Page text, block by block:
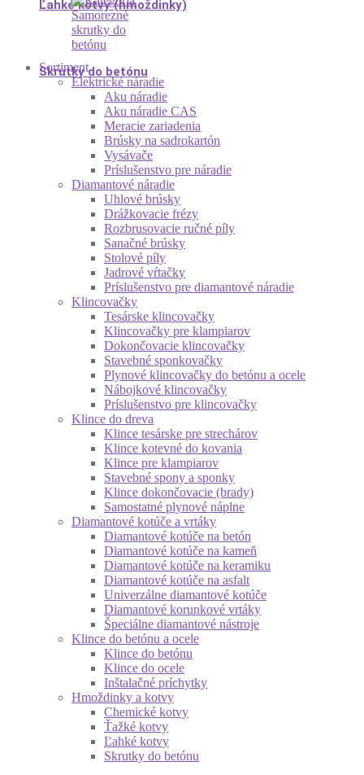
Ľahké kotvy (hmoždinky)
Skrutky do betónu
Sortiment
Elektrické náradie
Aku náradie
Aku náradie CAS
Meracie zariadenia
Brúsky na sadrokartón
Vysávače
Príslušenstvo pre náradie
Diamantové náradie
Uhlové brúsky
Drážkovacie frézy
Rozbrusovacie ručné píly
Sanačné brúsky
Stolové píly
Jadrové vŕtačky
Príslušenstvo pre diamantové náradie
Klincovačky
Tesárske klincovačky
Klincovačky pre klampiarov
Dokončovacie klincovačky
Stavebné sponkovačky
Plynové klincovačky do betónu a ocele
Nábojkové klincovačky
Príslušenstvo pre klincovačky
Klince do dreva
Klince tesárske pre strechárov
Klince kotevné do kovania
Klince pre klampiarov
Stavebné spony a sponky
Klince dokončovacie (brady)
Samostatné plynové náplne
Diamantové kotúče a vrtáky
Diamantové kotúče na betón
Diamantové kotúče na kameň
Diamantové kotúče na keramiku
Diamantové kotúče na asfalt
Univerzálne diamantové kotúče
Diamantové korunkové vrtáky
Špeciálne diamantové nástroje
Klince do betónu a ocele
Klince do betónu
Klince do ocele
Inštalačné príchytky
Hmoždinky a kotvy
Chemické kotvy
Ťažké kotvy
Ľahké kotvy
Skrutky do betónu